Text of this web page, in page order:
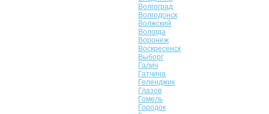
Волгоград
Волгодонск
Волжский
Вологда
Воронеж
Воскресенск
Выборг
Галич
Гатчина
Геленджик
Глазов
Гомель
Городок